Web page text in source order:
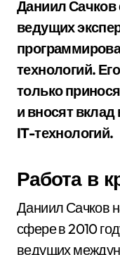
Даниил Сачков
ведущих
технологий.
только
и вносят
IT-технологий.
Работа в
Даниил Сачков
сфере в 2010
ведущих